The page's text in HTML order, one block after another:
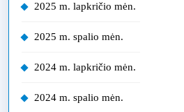
2025 m. lapkričio mėn.
2025 m. spalio mėn.
2024 m. lapkričio mėn.
2024 m. spalio mėn.